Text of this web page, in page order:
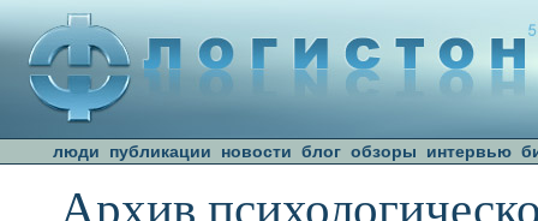
люди публикации новости блог обзоры интервью
Архив